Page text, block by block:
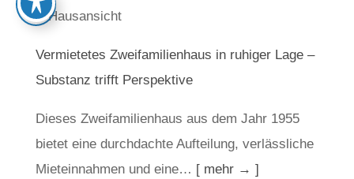
Vermietetes Zweifamilienhaus in ruhiger Lage –
Substanz trifft Perspektive
Dieses Zweifamilienhaus aus dem Jahr 1955
bietet eine durchdachte Aufteilung, verlässliche
Mieteinnahmen und eine… [ mehr → ]